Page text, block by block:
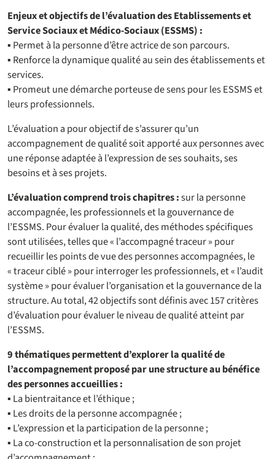
Enjeux et objectifs de l’évaluation des Etablissements et
Service Sociaux et Médico-Sociaux (ESSMS) :
▪ Permet à la personne d’être actrice de son parcours.
▪ Renforce la dynamique qualité au sein des établissements et
services.
▪ Promeut une démarche porteuse de sens pour les ESSMS et
leurs professionnels.
L’évaluation a pour objectif de s’assurer qu’un
accompagnement de qualité soit apporté aux personnes avec
une réponse adaptée à l’expression de ses souhaits, ses
besoins et à ses projets.
L’évaluation comprend trois chapitres :sur la personne
accompagnée, les professionnels et la gouvernance de
l’ESSMS. Pour évaluer la qualité, des méthodes spécifiques
sont utilisées, telles que « l’accompagné traceur » pour
recueillir les points de vue des personnes accompagnées, le
« traceur ciblé » pour interroger les professionnels, et « l’audit
système » pour évaluer l’organisation et la gouvernance de la
structure. Au total, 42 objectifs sont définis avec 157 critères
d’évaluation pour évaluer le niveau de qualité atteint par
l’ESSMS.
9 thématiques permettent d’explorer la qualité de
l’accompagnement proposé par une structure au bénéfice
des personnes accueillies :
▪ La bientraitance et l’éthique ;
▪ Les droits de la personne accompagnée ;
▪ L’expression et la participation de la personne ;
▪ La co-construction et la personnalisation de son projet